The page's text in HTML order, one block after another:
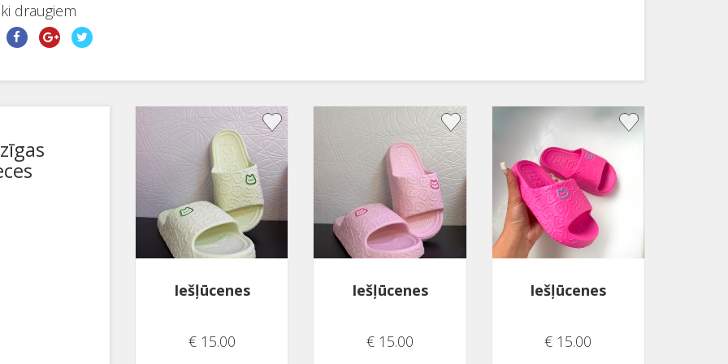
draugiem
Iešļūcenes
€ 15.00
Iešļūcenes
€ 15.00
Iešļūcenes
€ 15.00